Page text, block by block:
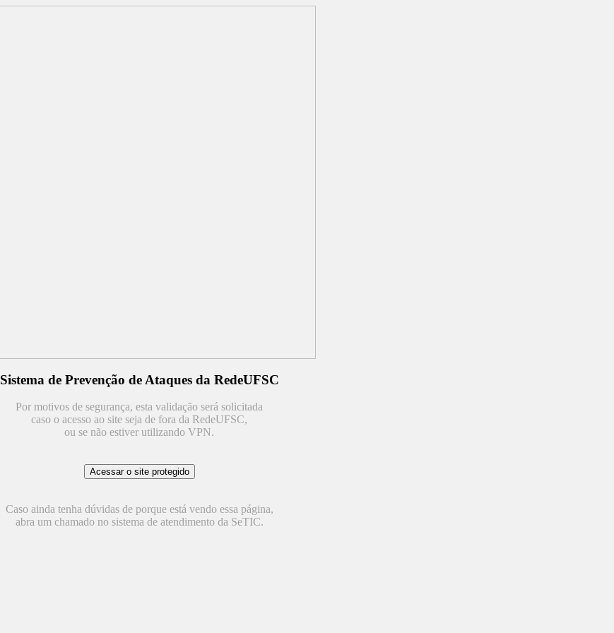
Sistema de Prevenção de Ataques da RedeUFSC
Por motivos de segurança, esta validação será solicitada
caso o acesso ao site seja de fora da RedeUFSC,
ou se não estiver utilizando VPN.
Caso ainda tenha dúvidas de porque está vendo essa página,
abra um chamado no sistema de atendimento da SeTIC.